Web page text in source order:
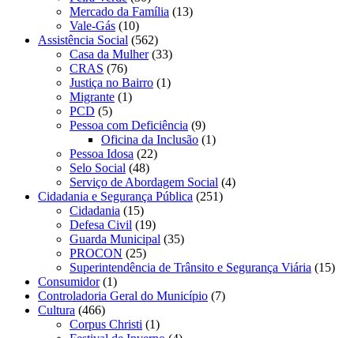
Mercado da Família (13)
Vale-Gás (10)
Assistência Social (562)
Casa da Mulher(33)
CRAS (76)
Justiça no Bairro (1)
Migrante (1)
PCD (5)
Pessoa com Deficiência (9)
Oficina da Inclusão (1)
Pessoa Idosa (22)
Selo Social (48)
Serviço de Abordagem Social (4)
Cidadania e Segurança Pública (251)
Cidadania (15)
Defesa Civil (19)
Guarda Municipal (35)
PROCON (25)
Superintendência de Trânsito e Segurança Viária (15)
Consumidor(1)
Controladoria Geral do Município (7)
Cultura (466)
Corpus Christi (1)